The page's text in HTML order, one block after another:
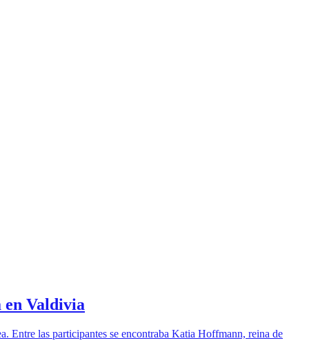
en Valdivia
Entre las participantes se encontraba Katia Hoffmann, reina de